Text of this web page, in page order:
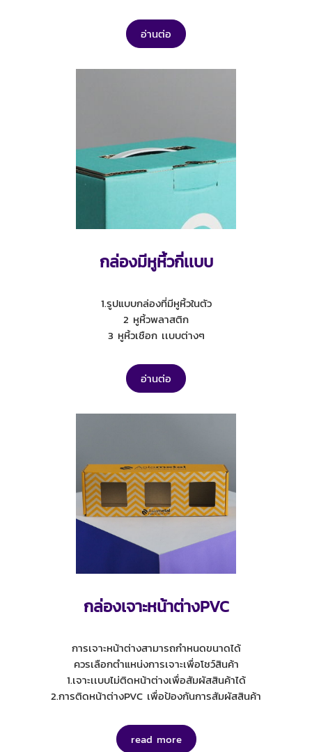
อ่านต่อ
กล่องมีหูหิ้วกี่เเบบ
1.รูปแบบกล่องที่มีหูหิ้วในตัว
2 หูหิ้วพลาสติก
3 หูหิ้วเชือก เเบบต่างๆ
อ่านต่อ
กล่องเจาะหน้าต่างPVC
การเจาะหน้าต่างสามารถกำหนดขนาดได้
ควรเลือกตำแหน่งการเจาะเพื่อโชว์สินค้า
1.เจาะเเบบไม่ติดหน้าต่างเพื่อสัมผัสสินค้าได้
2.การติดหน้าต่างPVC เพื่อป้องกันการสัมผัสสินค้า
read more